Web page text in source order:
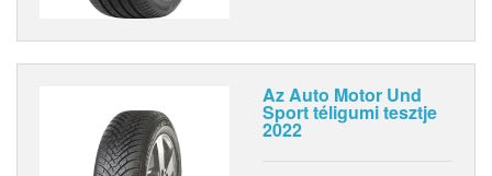
Az Auto Motor Und
Sport téligumi tesztje
2022